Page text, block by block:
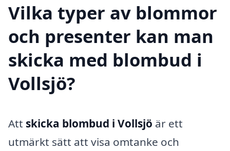
Vilka typer av blommor
och presenter kan man
skicka med blombud i
Vollsjö?
Att skicka blombud i Vollsjö är ett
utmärkt sätt att visa omtanke och